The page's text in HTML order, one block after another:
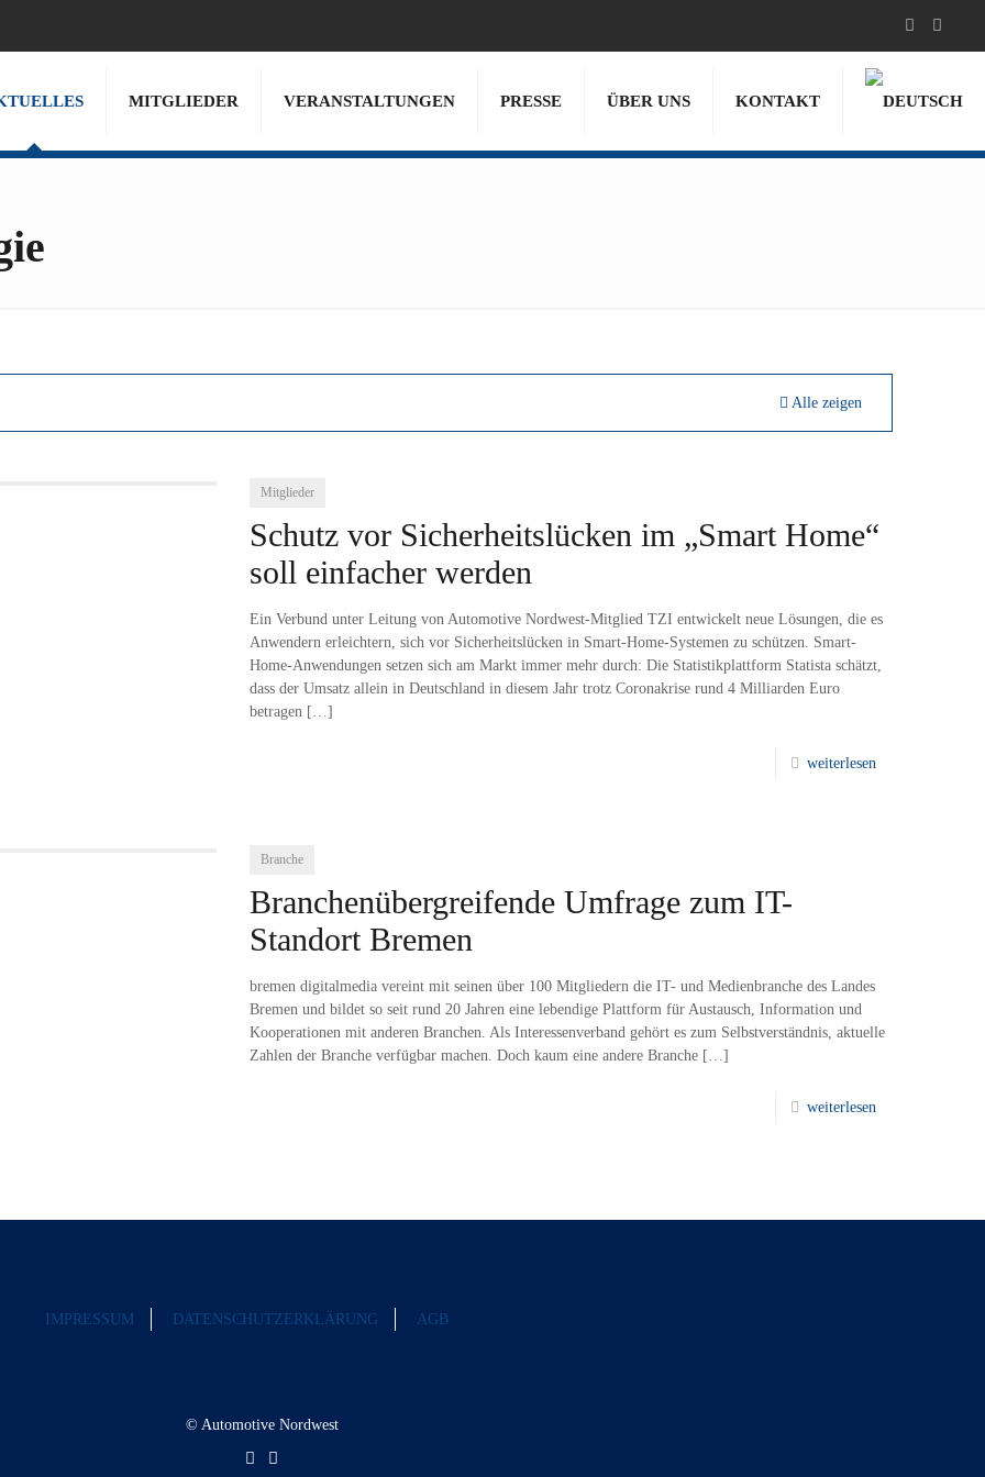
MITGLIEDER VERANSTALTUNGEN PRESSE ÜBER UNS KONTAKT
Alle zeigen
Mitglieder
Schutz vor Sicherheitslücken im „Smart Home“
soll einfacher werden
Ein Verbund unter Leitung von Automotive Nordwest-Mitglied TZI entwickelt neue Lösungen, die es
Anwendern erleichtern, sich vor Sicherheitslücken in Smart-Home-Systemen zu schützen. Smart-
Home-Anwendungen setzen sich am Markt immer mehr durch: Die Statistikplattform Statista schätzt,
dass der Umsatz allein in Deutschland in diesem Jahr trotz Coronakrise rund 4 Milliarden Euro
betragen […]
weiterlesen
Branche
Branchenübergreifende Umfrage zum IT-
Standort Bremen
bremen digitalmedia vereint mit seinen über 100 Mitgliedern die IT- und Medienbranche des Landes
Bremen und bildet so seit rund 20 Jahren eine lebendige Plattform für Austausch, Information und
Kooperationen mit anderen Branchen. Als Interessenverband gehört es zum Selbstverständnis, aktuelle
Zahlen der Branche verfügbar machen. Doch kaum eine andere Branche […]
weiterlesen
IMPRESSUM DATENSCHUTZERKLÄRUNG AGB
© Automotive Nordwest